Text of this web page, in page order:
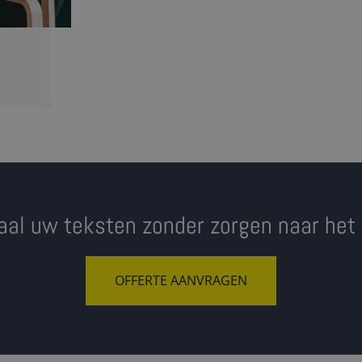
uw teksten zonder zorgen naar het
OFFERTE AANVRAGEN